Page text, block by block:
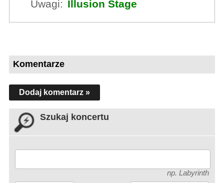
Uwagi: Illusion Stage
Komentarze
Dodaj komentarz »
Szukaj koncertu
np. Labyrinth